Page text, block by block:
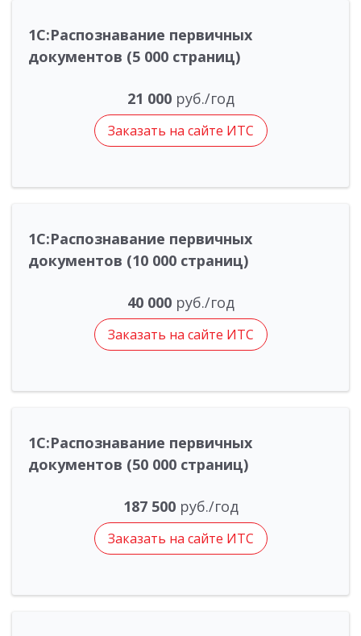
1С:Распознавание первичных
документов (5 000 страниц)
21 000 руб./год
Заказать на сайте ИТС
1С:Распознавание первичных
документов (10 000 страниц)
40 000 руб./год
Заказать на сайте ИТС
1С:Распознавание первичных
документов (50 000 страниц)
187 500 руб./год
Заказать на сайте ИТС